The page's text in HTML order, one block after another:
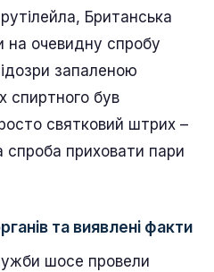
Британська
на очевидну спробу
запаленою
спиртного був
святковий штрих –
спроба приховати пари
та виявлені факти
шосе провели